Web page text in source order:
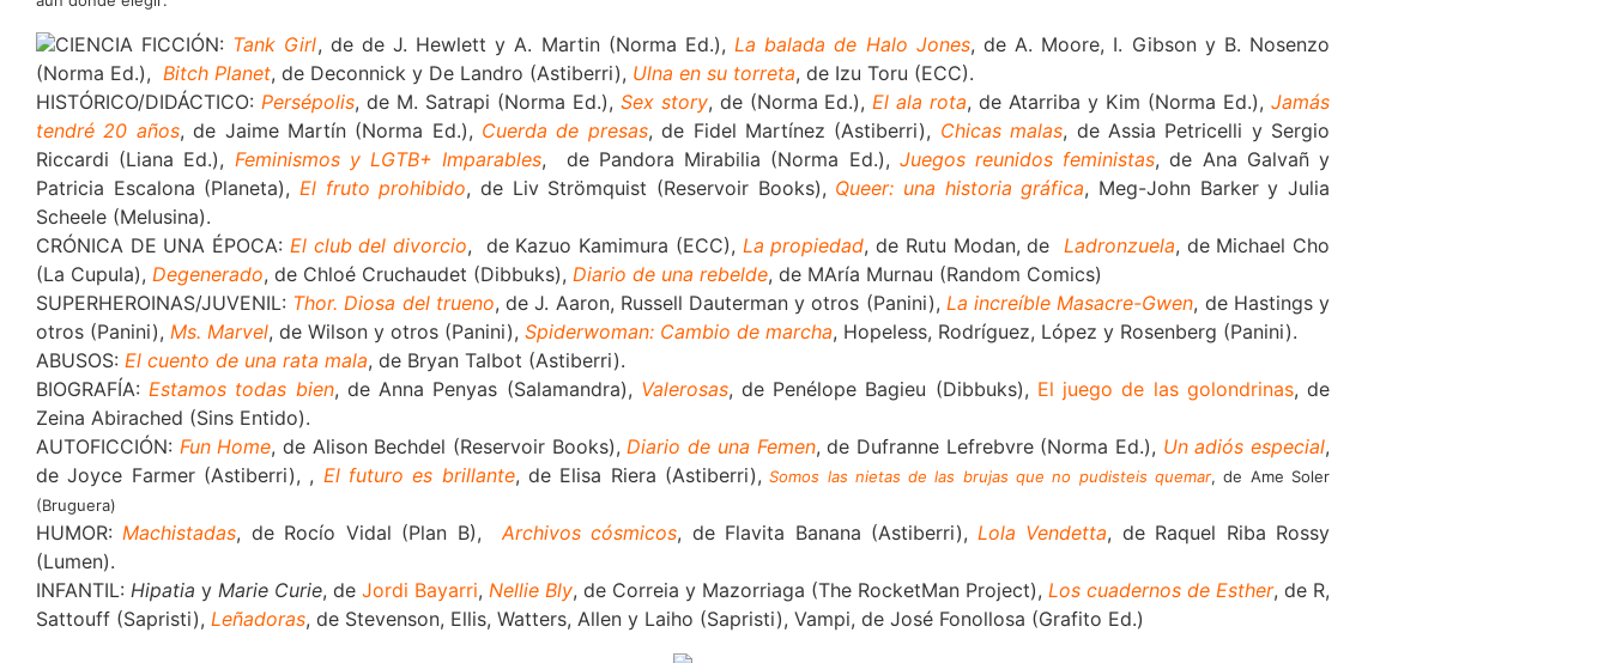
CIENCIA FICCIÓN: Tank Girl, de de J. Hewlett y A. Martin (Norma Ed.),La balada de Halo Jones, de A. Moore, I. Gibson y B. Nosenzo
(Norma Ed.), Bitch Planet, de Deconnick y De Landro (Astiberri), Ulna en su torreta, de Izu Toru (ECC).
HISTÓRICO/DIDÁCTICO: Persépolis, de M. Satrapi (Norma Ed.), Sex story, de (Norma Ed.),El ala rota, de Atarriba y Kim (Norma Ed.),Jamás
tendré 20 años, de Jaime Martín (Norma Ed.), Cuerda de presas, de Fidel Martínez (Astiberri), Chicas malas, de Assia Petricelli y Sergio
Riccardi (Liana Ed.), Feminismos y LGTB+ Imparables, de Pandora Mirabilia (Norma Ed.), Juegos reunidos feministas, de Ana Galvañ y
Patricia Escalona (Planeta), El fruto prohibido, de Liv Strömquist (Reservoir Books), Queer: una historia gráfica, Meg-John Barker y Julia
Scheele (Melusina).
CRÓNICA DE UNA ÉPOCA: El club del divorcio, de Kazuo Kamimura (ECC), La propiedad, de Rutu Modan, de Ladronzuela, de Michael Cho
(La Cupula), Degenerado, de Chloé Cruchaudet (Dibbuks), Diario de una rebelde, de MAría Murnau (Random Comics)
SUPERHEROINAS/JUVENIL: Thor. Diosa del trueno, de J. Aaron, Russell Dauterman y otros (Panini), La increíble Masacre-Gwen, de Hastings y
otros (Panini), Ms. Marvel, de Wilson y otros (Panini), Spiderwoman: Cambio de marcha, Hopeless, Rodríguez, López y Rosenberg (Panini).
ABUSOS: El cuento de una rata mala, de Bryan Talbot (Astiberri).
BIOGRAFÍA:Estamos todas bien, de Anna Penyas (Salamandra), Valerosas, de Penélope Bagieu (Dibbuks), El juego de las golondrinas, de
Zeina Abirached (Sins Entido).
AUTOFICCIÓN: Fun Home, de Alison Bechdel (Reservoir Books),Diario de una Femen, de Dufranne Lefrebvre (Norma Ed.), Un adiós especial,
de Joyce Farmer (Astiberri), , El futuro es brillante, de Elisa Riera (Astiberri), Somos las nietas de las brujas que no pudisteis quemar, de Ame Soler
(Bruguera)
HUMOR:Machistadas, de Rocío Vidal (Plan B),Archivos cósmicos, de Flavita Banana (Astiberri), Lola Vendetta, de Raquel Riba Rossy
(Lumen).
INFANTIL: Hipatia y Marie Curie, de Jordi Bayarri, Nellie Bly, de Correia y Mazorriaga (The RocketMan Project), Los cuadernos de Esther, de R,
Sattouff (Sapristi), Leñadoras, de Stevenson, Ellis, Watters, Allen y Laiho (Sapristi), Vampi, de José Fonollosa (Grafito Ed.)